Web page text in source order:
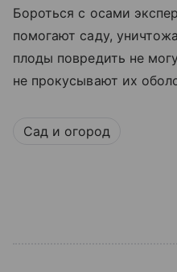
Бороться с осами
помогают саду,
плоды повредить не
не прокусывают их
Сад и огород